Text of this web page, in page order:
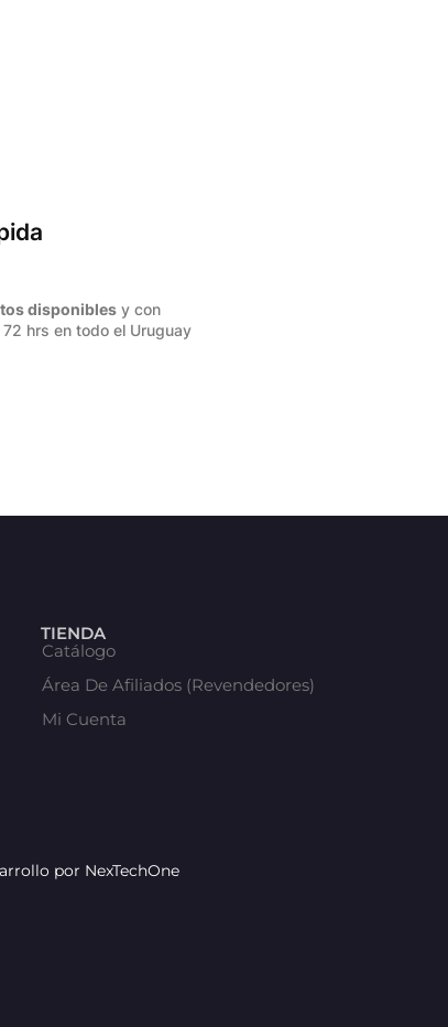
disponiblesy con
hrs en todo el Uruguay
TIENDA
Catálogo
Área De Afiliados (Revendedores)
Mi Cuenta
por NexTechOne